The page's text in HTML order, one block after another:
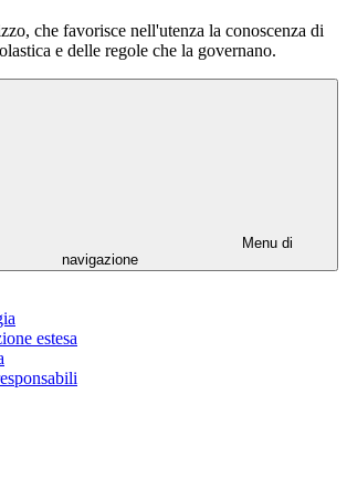
che favorisce nell'utenza la conoscenza di
e delle regole che la governano.
Menu di
navigazione
estesa